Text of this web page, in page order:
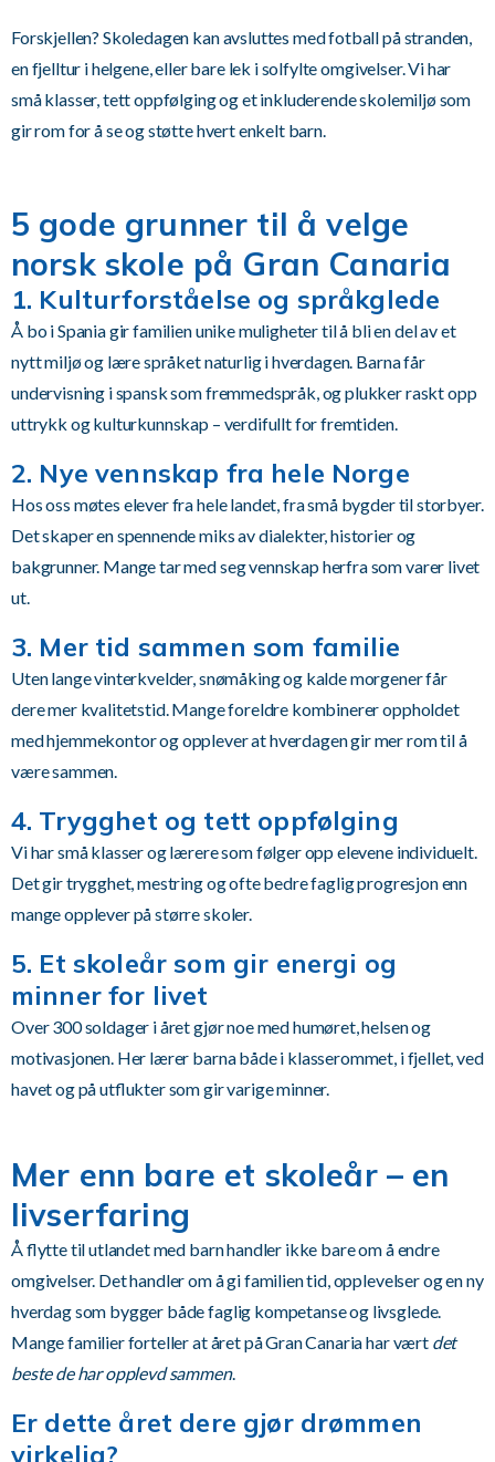
Forskjellen? Skoledagen kan avsluttes med fotball på stranden,
en fjelltur i helgene, eller bare lek i solfylte omgivelser. Vi har
små klasser, tett oppfølging og et inkluderende skolemiljø som
gir rom for å se og støtte hvert enkelt barn.
5 gode grunner til å velge
norsk skole på Gran Canaria
1. Kulturforståelse og språkglede
Å bo i Spania gir familien unike muligheter til å bli en del av et
nytt miljø og lære språket naturlig i hverdagen. Barna får
undervisning i spansk som fremmedspråk, og plukker raskt opp
uttrykk og kulturkunnskap – verdifullt for fremtiden.
2. Nye vennskap fra hele Norge
Hos oss møtes elever fra hele landet, fra små bygder til storbyer.
Det skaper en spennende miks av dialekter, historier og
bakgrunner. Mange tar med seg vennskap herfra som varer livet
ut.
3. Mer tid sammen som familie
Uten lange vinterkvelder, snømåking og kalde morgener får
dere mer kvalitetstid. Mange foreldre kombinerer oppholdet
med hjemmekontor og opplever at hverdagen gir mer rom til å
være sammen.
4. Trygghet og tett oppfølging
Vi har små klasser og lærere som følger opp elevene individuelt.
Det gir trygghet, mestring og ofte bedre faglig progresjon enn
mange opplever på større skoler.
5. Et skoleår som gir energi og
minner for livet
Over 300 soldager i året gjør noe med humøret, helsen og
motivasjonen. Her lærer barna både i klasserommet, i fjellet, ved
havet og på utflukter som gir varige minner.
Mer enn bare et skoleår – en
livserfaring
Å flytte til utlandet med barn handler ikke bare om å endre
omgivelser. Det handler om å gi familien tid, opplevelser og en ny
hverdag som bygger både faglig kompetanse og livsglede.
Mange familier forteller at året på Gran Canaria har vært det
beste de har opplevd sammen.
Er dette året dere gjør drømmen
virkelig?